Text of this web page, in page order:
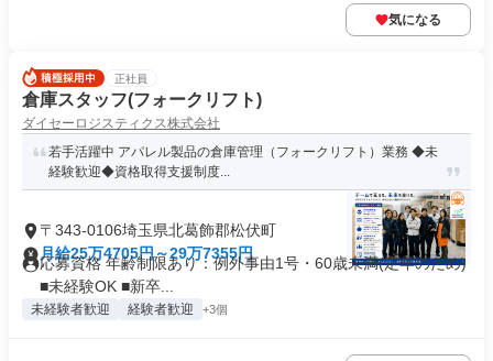
気になる
正社員
倉庫スタッフ(フォークリフト)
ダイセーロジスティクス株式会社
若手活躍中 アパレル製品の倉庫管理（フォークリフト）業務 ◆未
経験歓迎◆資格取得支援制度...
〒343-0106埼玉県北葛飾郡松伏町
月給25万4705円～29万7355円
応募資格 年齢制限あり：例外事由1号・60歳未満(定年のため)
■未経験OK ■新卒...
未経験者歓迎 経験者歓迎 +3個